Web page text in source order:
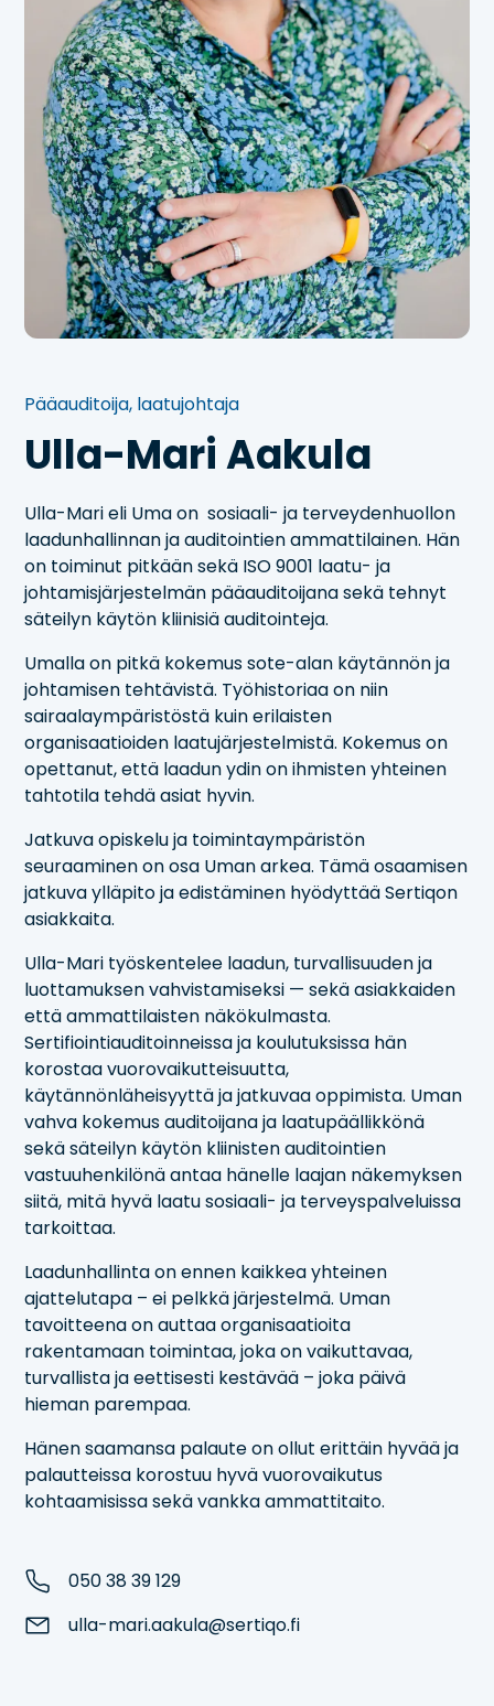
Pääauditoija, laatujohtaja
Ulla-Mari Aakula
Ulla-Mari eli Uma on sosiaali- ja terveydenhuollon
laadunhallinnan ja auditointien ammattilainen. Hän
on toiminut pitkään sekä ISO 9001 laatu- ja
johtamisjärjestelmän pääauditoijana sekä tehnyt
säteilyn käytön kliinisiä auditointeja.
Umalla on pitkä kokemus sote-alan käytännön ja
johtamisen tehtävistä. Työhistoriaa on niin
sairaalaympäristöstä kuin erilaisten
organisaatioiden laatujärjestelmistä. Kokemus on
opettanut, että laadun ydin on ihmisten yhteinen
tahtotila tehdä asiat hyvin.
Jatkuva opiskelu ja toimintaympäristön
seuraaminen on osa Uman arkea. Tämä osaamisen
jatkuva ylläpito ja edistäminen hyödyttää Sertiqon
asiakkaita.
Ulla-Mari työskentelee laadun, turvallisuuden ja
luottamuksen vahvistamiseksi — sekä asiakkaiden
että ammattilaisten näkökulmasta.
Sertifiointiauditoinneissa ja koulutuksissa hän
korostaa vuorovaikutteisuutta,
käytännönläheisyyttä ja jatkuvaa oppimista. Uman
vahva kokemus auditoijana ja laatupäällikkönä
sekä säteilyn käytön kliinisten auditointien
vastuuhenkilönä antaa hänelle laajan näkemyksen
siitä, mitä hyvä laatu sosiaali- ja terveyspalveluissa
tarkoittaa.
Laadunhallinta on ennen kaikkea yhteinen
ajattelutapa – ei pelkkä järjestelmä. Uman
tavoitteena on auttaa organisaatioita
rakentamaan toimintaa, joka on vaikuttavaa,
turvallista ja eettisesti kestävää – joka päivä
hieman parempaa.
Hänen saamansa palaute on ollut erittäin hyvää ja
palautteissa korostuu hyvä vuorovaikutus
kohtaamisissa sekä vankka ammattitaito.
050 38 39 129
ulla-mari.aakula@sertiqo.fi